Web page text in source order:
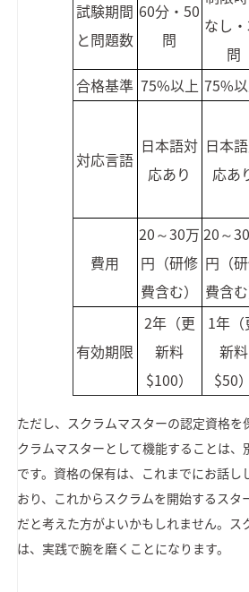
試験期間
と問題数
60分・50
問
なし
問
合格基準 75%以上 75%
対応言語
日本語対
応あり
日本
応あ
費用
20～30万
円（研修
費含む）
20～
円（
費含む
有効期限
2年（更
新料
$100）
1年（
新料
$50）
ただし、スクラムマスターの認定資格を
クラムマスターとして機能することは、
です。資格の保有は、これまでにお話し
おり、これからスクラムを開始するスタ
だと考えた方がよいかもしれません。ス
は、実践で腕を磨くことになります。